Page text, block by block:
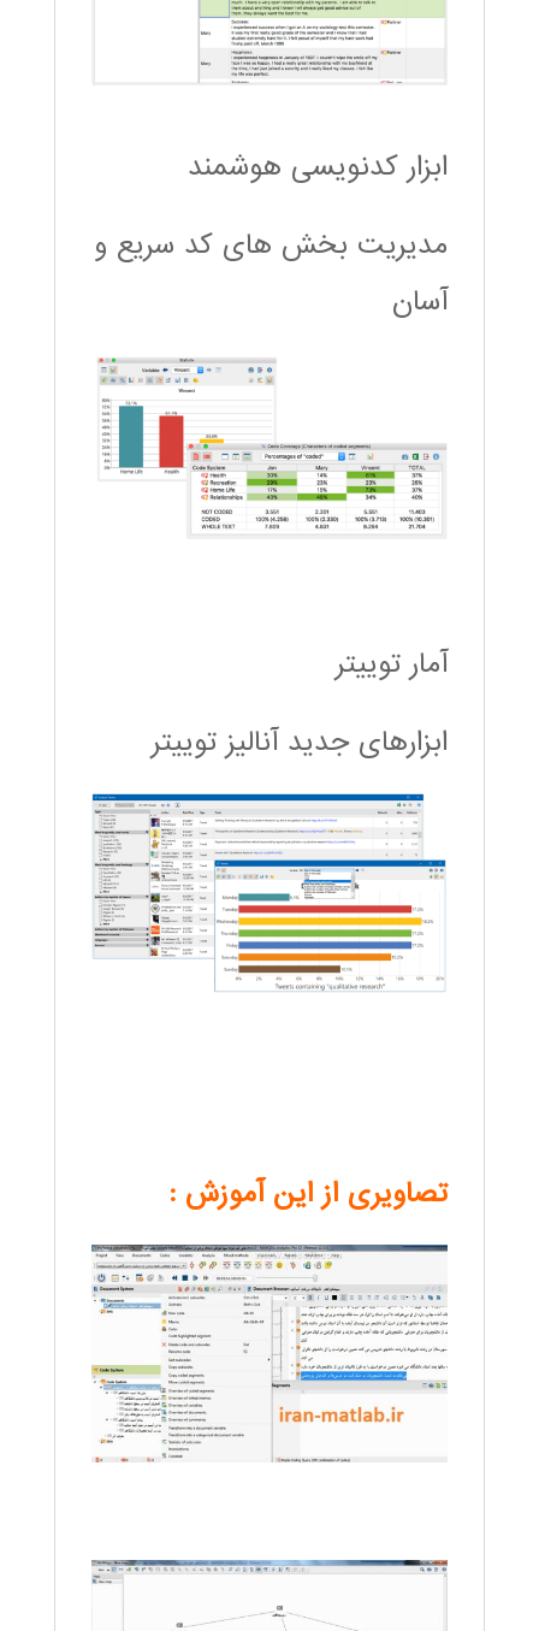
ابزار کدنویسی هوشمند
مدیریت بخش های کد سریع و
آسان
آمار توییتر
ابزارهای جدید آنالیز توییتر
تصاویری از این آموزش :